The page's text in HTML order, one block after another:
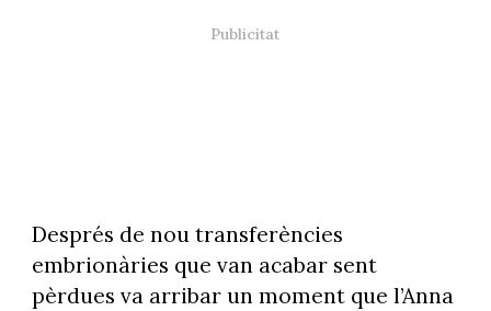
Després de nou transferències
embrionàries que van acabar sent
pèrdues va arribar un moment que l’Anna